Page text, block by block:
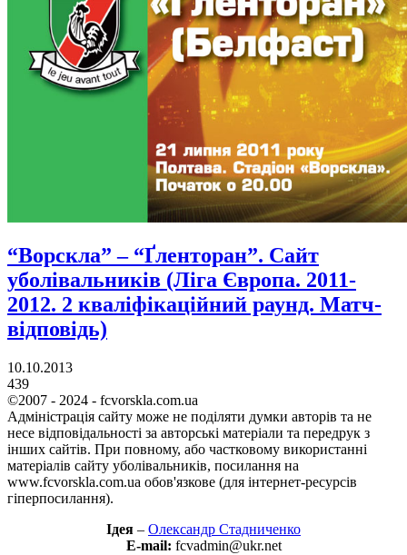
“Ворскла” – “Ґленторан”. Сайт
уболівальників (Ліга Європа. 2011-
2012. 2 кваліфікаційний раунд. Матч-
відповідь)
10.10.2013
439
©2007 - 2024 - fcvorskla.com.ua
Адміністрація сайту може не поділяти думки авторів та не
несе відповідальності за авторські матеріали та передрук з
інших сайтів. При повному, або частковому використанні
матеріалів сайту уболівальників, посилання на
www.fcvorskla.com.ua обов'язкове (для інтернет-ресурсів
гіперпосилання).
Ідея – Олександр Стадниченко
E-mail: fcvadmin@ukr.net